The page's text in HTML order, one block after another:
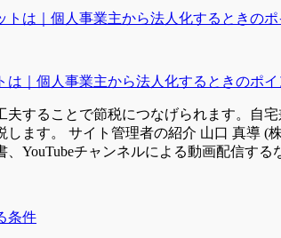
｜個人事業主から法人化するときのポイ
することで節税につなげられます。自
ます。 サイト管理者の紹介 山口 真導
YouTubeチャンネルによる動画配信す